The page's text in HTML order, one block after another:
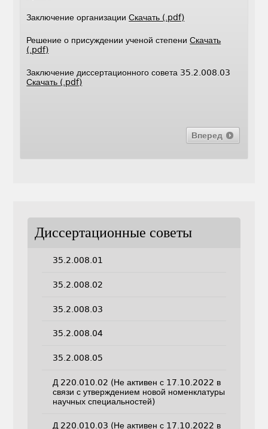
Заключение организацииСкачать (.pdf)
Решение о присуждении ученой степениСкачать
(.pdf)
Заключение диссертационного совета 35.2.008.03
Скачать (.pdf)
Вперед
Диссертационные советы
35.2.008.01
35.2.008.02
35.2.008.03
35.2.008.04
35.2.008.05
Д 220.010.02 (Не активен с 17.10.2022 в
связи с утверждением новой номенклатуры
научных специальностей)
Д 220.010.03 (Не активен с 17.10.2022 в